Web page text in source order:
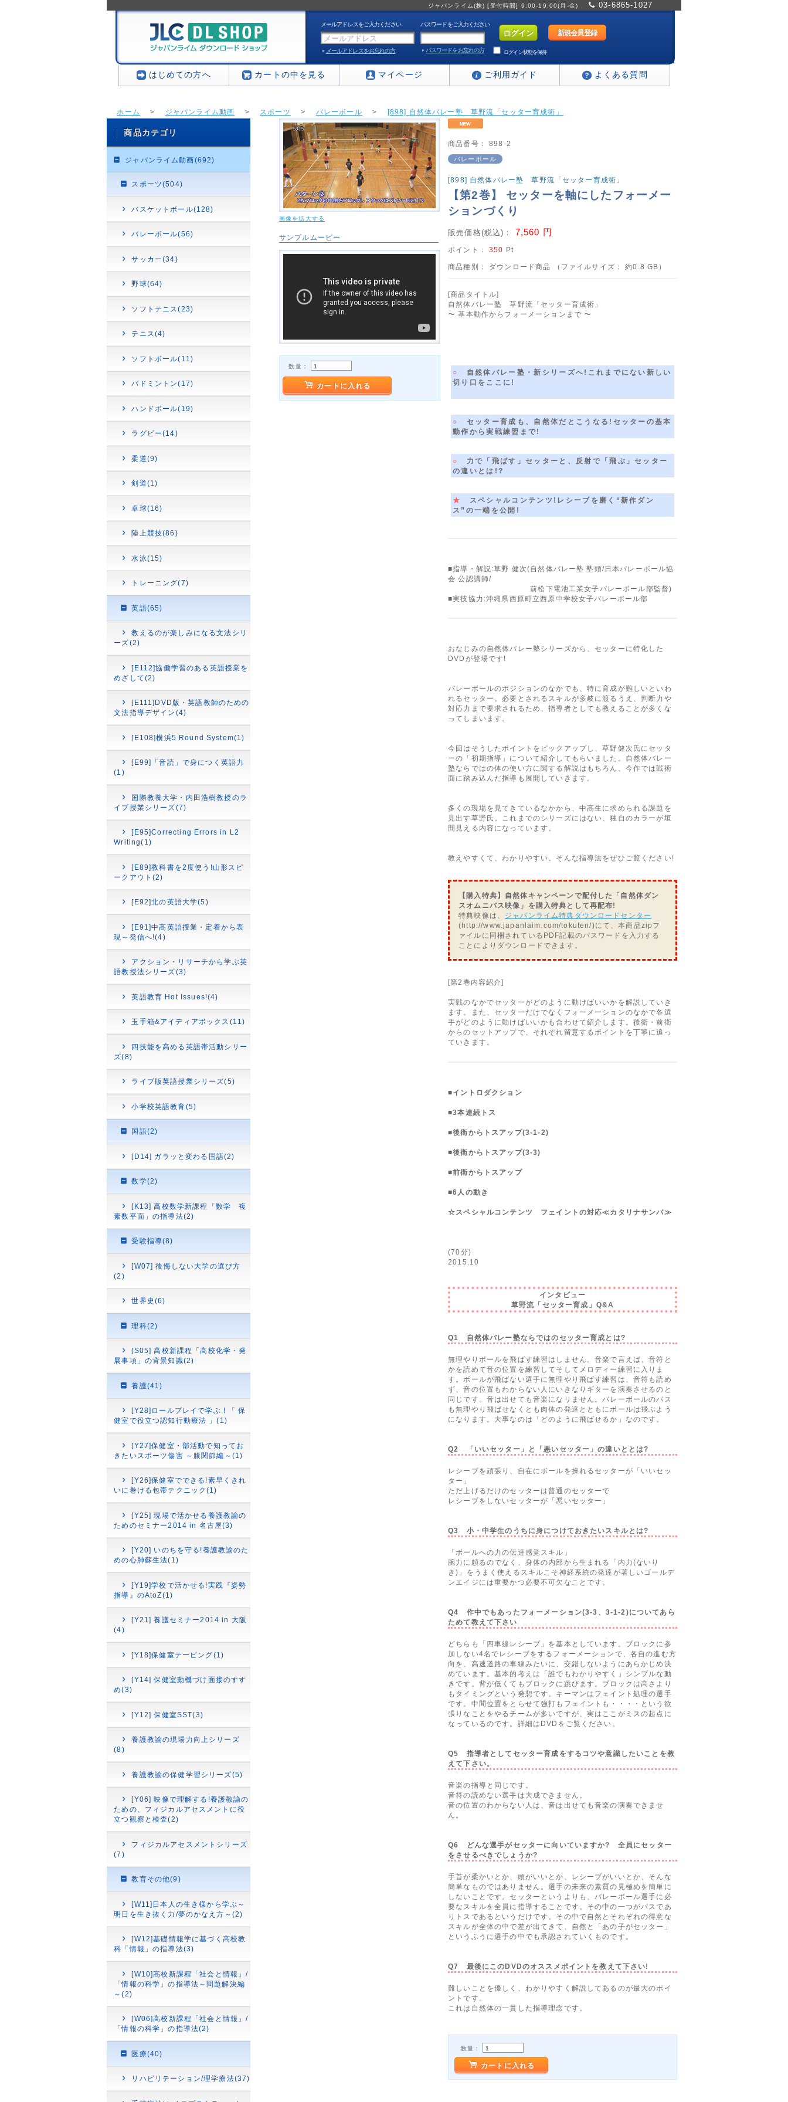
ジャパンライム(株) [受付時間] 9:00-19:00(月-金) 03-6865-1027
メールアドレスをご入力ください パスワードをご入力ください
新規会員登録
メールアドレスをお忘れの方 パスワードをお忘れの方 ログイン状態を保持
はじめての方へ カートの中を見る マイページ ご利用ガイド よくある質問
ホーム > ジャパンライム動画 > スポーツ > バレーボール > [898] 自然体バレー塾 草野流「セッター育成術」
商品カテゴリ
ジャパンライム動画(692)
スポーツ(504)
バスケットボール(128)
バレーボール(56)
サッカー(34)
野球(64)
ソフトテニス(23)
テニス(4)
ソフトボール(11)
バドミントン(17)
ハンドボール(19)
ラグビー(14)
柔道(9)
剣道(1)
卓球(16)
陸上競技(86)
水泳(15)
トレーニング(7)
英語(65)
教えるのが楽しみになる文法シリ
ーズ(2)
[E112]協働学習のある英語授業を
めざして(2)
[E111]DVD版・英語教師のための
文法指導デザイン(4)
[E108]横浜5 Round System(1)
[E99]「音読」で身につく英語力
(1)
国際教養大学・内田浩樹教授のラ
イブ授業シリーズ(7)
[E95]Correcting Errors in L2
Writing(1)
[E89]教科書を2度使う!山形スピ
ークアウト(2)
[E92]北の英語大学(5)
[E91]中高英語授業・定着から表
現～発信へ!(4)
アクション・リサーチから学ぶ英
語教授法シリーズ(3)
英語教育 Hot Issues!(4)
玉手箱&アイディアボックス(11)
四技能を高める英語帯活動シリー
ズ(8)
ライブ版英語授業シリーズ(5)
小学校英語教育(5)
国語(2)
[D14] ガラッと変わる国語(2)
数学(2)
[K13] 高校数学新課程「数学 複
素数平面」の指導法(2)
受験指導(8)
[W07] 後悔しない大学の選び方
(2)
世界史(6)
理科(2)
[S05] 高校新課程「高校化学・発
展事項」の背景知識(2)
養護(41)
[Y28]ロールプレイで学ぶ ! 「 保
健室で役立つ認知行動療法 」(1)
[Y27]保健室・部活動で知ってお
きたいスポーツ傷害 ～膝関節編～(1)
[Y26]保健室でできる!素早くきれ
いに巻ける包帯テクニック(1)
[Y25] 現場で活かせる養護教諭の
ためのセミナー2014 in 名古屋(3)
[Y20] いのちを守る!養護教諭のた
めの心肺蘇生法(1)
[Y19]学校で活かせる!実践『姿勢
指導』のAtoZ(1)
[Y21] 養護セミナー2014 in 大阪
(4)
[Y18]保健室テーピング(1)
[Y14] 保健室動機づけ面接のすす
め(3)
[Y12] 保健室SST(3)
養護教諭の現場力向上シリーズ
(8)
養護教諭の保健学習シリーズ(5)
[Y06] 映像で理解する!養護教諭の
ための、フィジカルアセスメントに役
立つ観察と検査(2)
フィジカルアセスメントシリーズ
(7)
教育その他(9)
[W11]日本人の生き様から学ぶ～
明日を生き抜く力/夢のかなえ方～(2)
[W12]基礎情報学に基づく高校教
科「情報」の指導法(3)
[W10]高校新課程「社会と情報」/
「情報の科学」の指導法～問題解決編
～(2)
[W06]高校新課程「社会と情報」/
「情報の科学」の指導法(2)
医療(40)
リハビリテーション/理学療法(37)
画像を拡大する
サンプルムービー
数量：
カートに入れる
商品番号： 898-2
バレーボール
[898] 自然体バレー塾 草野流「セッター育成術」
【第2巻】 セッターを軸にしたフォーメー
ションづくり
販売価格(税込)： 7,560 円
ポイント：350 Pt
商品種別： ダウンロード商品 （ファイルサイズ： 約0.8 GB）
[商品タイトル]
自然体バレー塾 草野流「セッター育成術」
〜 基本動作からフォーメーションまで 〜
○
自然体バレー塾・新シリーズへ!これまでにない新しい
切り口をここに!
○
セッター育成も、自然体だとこうなる!セッターの基本
動作から実戦練習まで!
○
力で「飛ばす」セッターと、反射で「飛ぶ」セッター
の違いとは!?
★
スペシャルコンテンツ!レシーブを磨く“新作ダン
ス”の一端を公開!
■指導・解説:草野 健次(自然体バレー塾 塾頭/日本バレーボール協
会 公認講師/
■指導・解説:草野 健次(前松下電池工業女子バレーボール部監督)
■実技協力:沖縄県西原町立西原中学校女子バレーボール部
おなじみの自然体バレー塾シリーズから、セッターに特化した
DVDが登場です!
バレーボールのポジションのなかでも、特に育成が難しいといわ
れるセッター。必要とされるスキルが多岐に渡るうえ、判断力や
対応力まで要求されるため、指導者としても教えることが多くな
ってしまいます。
今回はそうしたポイントをピックアップし、草野健次氏にセッタ
ーの「初期指導」について紹介してもらいました。自然体バレー
塾ならではの体の使い方に関する解説はもちろん、今作では戦術
面に踏み込んだ指導も展開していきます。
多くの現場を見てきているなかから、中高生に求められる課題を
見出す草野氏。これまでのシリーズにはない、独自のカラーが垣
間見える内容になっています。
教えやすくて、わかりやすい。そんな指導法をぜひご覧ください!
【購入特典】自然体キャンペーンで配付した「自然体ダン
スオムニバス映像」を購入特典として再配布!
特典映像は、 ジャパンライム特典ダウンロードセンター
(http://www.japanlaim.com/tokuten/)にて、本商品zipフ
ァイルに同梱されているPDF記載のパスワードを入力する
ことによりダウンロードできます。
[第2巻内容紹介]
実戦のなかでセッターがどのように動けばいいかを解説していき
ます。また、セッターだけでなくフォーメーションのなかで各選
手がどのように動けばいいかも合わせて紹介します。後衛・前衛
からのセットアップで、それぞれ留意するポイントを丁寧に追っ
ていきます。
■イントロダクション
■3本連続トス
■後衛からトスアップ(3‐1‐2)
■後衛からトスアップ(3‐3)
■前衛からトスアップ
■6人の動き
☆スペシャルコンテンツ フェイントの対応≪カタリナサンバ≫
(70分)
2015.10
インタビュー
草野流「セッター育成」Q&A
Q1 自然体バレー塾ならではのセッター育成とは?
無理やりボールを飛ばす練習はしません。音楽で言えば、音符と
かを読めて音の位置を練習してそしてメロディー練習に入りま
す。ボールが飛ばない選手に無理やり飛ばす練習は、音符も読め
ず、音の位置もわからない人にいきなりギターを演奏させるのと
同じです。音は出せても音楽になリません。バレーボールのパス
も無理やり飛ばせなくとも肉体の発達とともにボールは飛ぶよう
になります。大事なのは「どのように飛ばせるか」なのです。
Q2 「いいセッター」と「悪いセッター」の違いととは?
レシーブを頑張り、自在にボールを操れるセッターが「いいセッ
ター」
ただ上げるだけのセッターは普通のセッターで
レシーブをしないセッターが「悪いセッター」
Q3 小・中学生のうちに身につけておきたいスキルとは?
「ボールへの力の伝達感覚スキル」
腕力に頼るのでなく、身体の内部から生まれる「内力(ないり
き)」をうまく使えるスキルこそ神経系統の発達が著しいゴールデ
ンエイジには重要かつ必要不可欠なことです。
Q4 作中でもあったフォーメーション(3-3、3-1-2)についてあら
ためて教えて下さい
どちらも「四車線レシーブ」を基本としています。ブロックに参
加しない4名でレシーブをするフォーメーションで、各自の進む方
向を、高速道路の車線みたいに、交錯しないようにあらかじめ決
めています。基本的考えは「誰でもわかりやすく」シンプルな動
きです。背が低くてもブロックに跳びます。ブロックは高さより
もタイミングという発想です。キーマンはフェイント処理の選手
です。中間位置をとらせて強打もフェイントも・・・・という欲
張りなことをやるチームが多いですが、実はここがミスの起点に
なっているのです。詳細はDVDをご覧ください。
Q5 指導者としてセッター育成をするコツや意識したいことを教
えて下さい。
音楽の指導と同じです。
音符の読めない選手は大成できません。
音の位置のわからない人は、音は出せても音楽の演奏できませ
ん。
Q6 どんな選手がセッターに向いていますか? 全員にセッター
をさせるべきでしょうか?
手首が柔かいとか、頭がいいとか、レシーブがいいとか、そんな
簡単なものではありません。選手の未来の素質の見極めを簡単に
しないことです。セッターというよりも、バレーボール選手に必
要なスキルを全員に指導することです。その中の一つがパスであ
りトスであるというだけです。その中で自然とそれぞれの得意な
スキルが全体の中で差が出てきて、自然と「あの子がセッター」
というふうに選手の中でも承認されていくものです。
Q7 最後にこのDVDのオススメポイントを教えて下さい!
難しいことを優しく、わかりやすく解説してあるのが最大のポイ
ントです。
これは自然体の一貫した指導理念です。
数量：
カートに入れる